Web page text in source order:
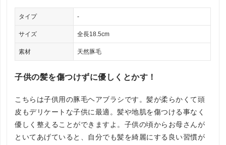
タイプ -
サイズ 全長18.5cm
素材 天然豚毛
子供の髪を傷つけずに優しくとかす！
こちらは子供用の豚毛ヘアブラシです。髪が柔らかくて頭
皮もデリケートな子供に最適。髪や地肌を傷つける事なく
優しく整えることができますよ。子供の頃からお母さんが
といてあげていると、自分でも髪を綺麗にする良い習慣が